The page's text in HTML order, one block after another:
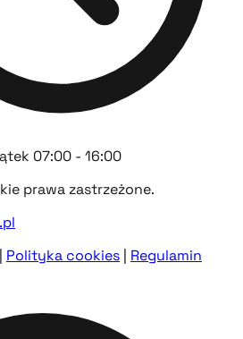
07:00 - 16:00
prawa zastrzeżone.
| Polityka cookies | Regulamin